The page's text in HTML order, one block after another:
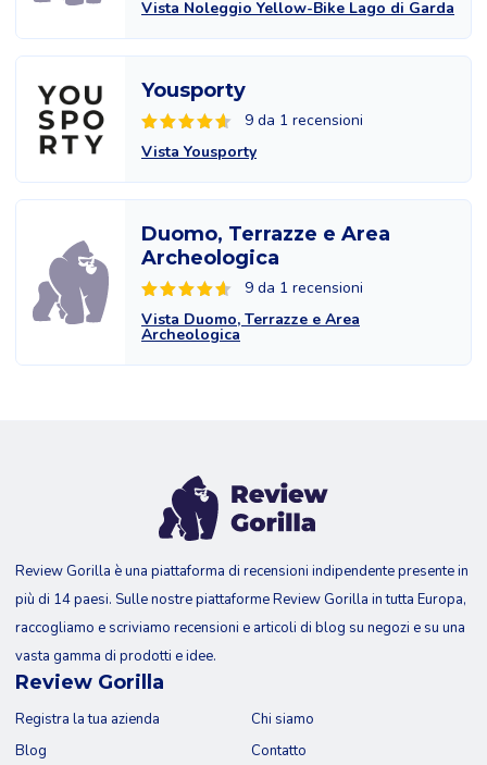
Vista Noleggio Yellow-Bike Lago di Garda
Yousporty
9 da 1 recensioni
Vista Yousporty
Duomo, Terrazze e Area
Archeologica
9 da 1 recensioni
Vista Duomo, Terrazze e Area
Archeologica
Review Gorilla è una piattaforma di recensioni indipendente presente in
più di 14 paesi. Sulle nostre piattaforme Review Gorilla in tutta Europa,
raccogliamo e scriviamo recensioni e articoli di blog su negozi e su una
vasta gamma di prodotti e idee.
Review Gorilla
Registra la tua azienda
Blog
Chi siamo
Contatto